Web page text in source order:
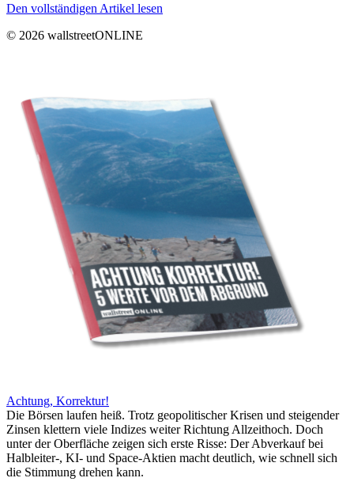
Den vollständigen Artikel lesen
© 2026 wallstreetONLINE
Achtung, Korrektur!
Die Börsen laufen heiß. Trotz geopolitischer Krisen und steigender
Zinsen klettern viele Indizes weiter Richtung Allzeithoch. Doch
unter der Oberfläche zeigen sich erste Risse: Der Abverkauf bei
Halbleiter-, KI- und Space-Aktien macht deutlich, wie schnell sich
die Stimmung drehen kann.